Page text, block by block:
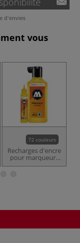
d'envies
vous
72 couleurs
Recharges d'encre
pour marqueurs
One4All Molotow